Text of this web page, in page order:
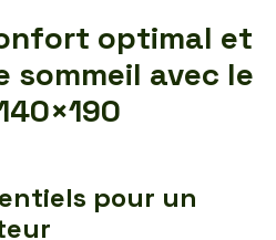
optimal et
sommeil avec le
pour un